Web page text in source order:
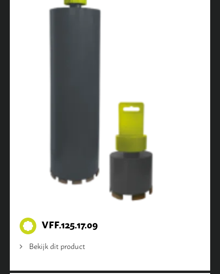
VFF.125.17.09
Bekijk dit product